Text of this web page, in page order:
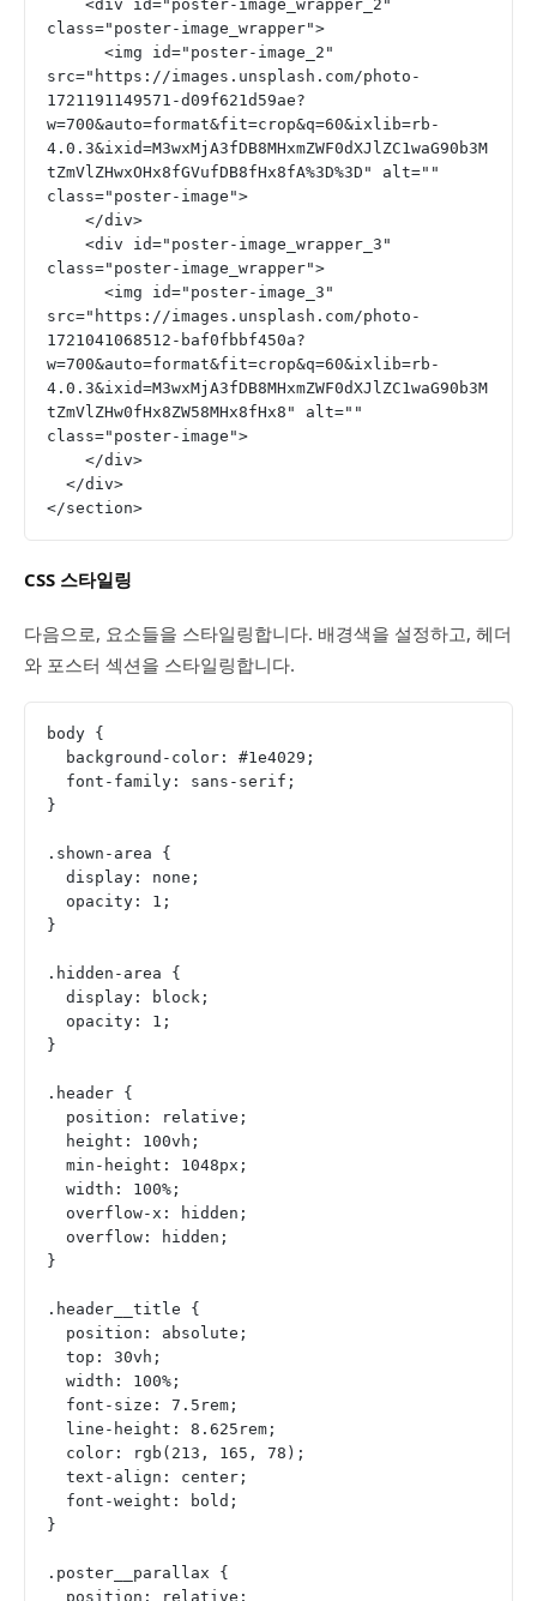
class="poster-image_wrapper">
src="https://images.unsplash.com/photo-
1721191149571-d09f621d59ae?
w=700&auto=format&fit=crop&q=60&ixlib=rb-
4.0.3&ixid=M3wxMjA3fDB8MHxmZWF0dXJlZC1waG90b3M
tZmVlZHwxOHx8fGVufDB8fHx8fA%3D%3D" alt=""
class="poster-image">
    </div>
class="poster-image_wrapper">
src="https://images.unsplash.com/photo-
1721041068512-baf0fbbf450a?
w=700&auto=format&fit=crop&q=60&ixlib=rb-
4.0.3&ixid=M3wxMjA3fDB8MHxmZWF0dXJlZC1waG90b3M
tZmVlZHw0fHx8ZW58MHx8fHx8" alt=""
class="poster-image">
    </div>
  </div>
</section>
CSS 스타일링
다음으로, 요소들을 스타일링합니다. 배경색을 설정하고, 헤더
와 포스터 섹션을 스타일링합니다.
body {
  background-color: #1e4029;
  font-family: sans-serif;
}
.shown-area {
  display: none;
  opacity: 1;
}
.hidden-area {
  display: block;
  opacity: 1;
}
.header {
  position: relative;
  height: 100vh;
  min-height: 1048px;
  width: 100%;
  overflow-x: hidden;
  overflow: hidden;
}
.header__title {
  position: absolute;
  top: 30vh;
  width: 100%;
  font-size: 7.5rem;
  line-height: 8.625rem;
  color: rgb(213, 165, 78);
  text-align: center;
  font-weight: bold;
}
.poster__parallax {
  position: relative;